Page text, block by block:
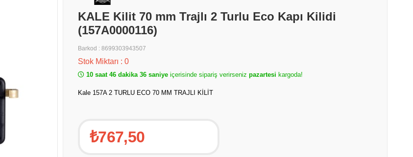
KALE Kilit 70 mm Trajlı 2 Turlu Eco Kapı Kilidi
(157A0000116)
Barkod : 8699303943507
Stok Miktarı : 0
10 saat 46 dakika 36 saniye içerisinde sipariş verirseniz pazartesi kargoda!
Kale 157A 2 TURLU ECO 70 MM TRAJLI KİLİT
₺767,50